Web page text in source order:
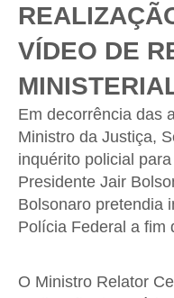
VÍDEO DE
Em decorrência das
Ministro da Justiça,
inquérito policial
Presidente Jair
Bolsonaro pretendia
Polícia Federal a fim
O Ministro Relator